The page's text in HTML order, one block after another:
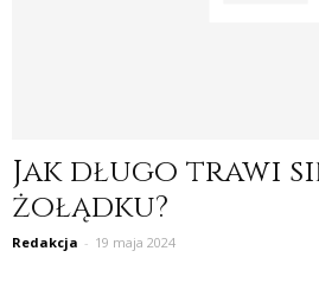
Jak długo trawi
żołądku?
Redakcja - 19 maja 2024